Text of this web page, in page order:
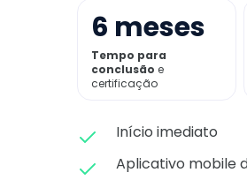
6 meses
Tempo para
conclusão e
certificação
Início imediato
Aplicativo mobile